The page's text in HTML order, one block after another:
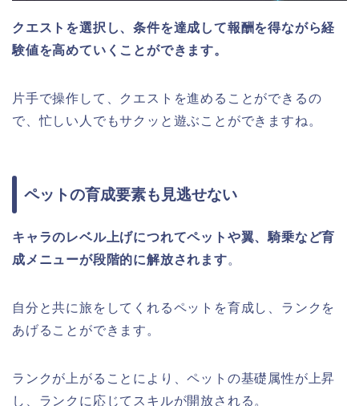
クエストを選択し、条件を達成して報酬を得ながら経
験値を高めていくことができます。
片手で操作して、クエストを進めることができるの
で、忙しい人でもサクッと遊ぶことができますね。
ペットの育成要素も見逃せない
キャラのレベル上げにつれてペットや翼、騎乗など育
成メニューが段階的に解放されます。
自分と共に旅をしてくれるペットを育成し、ランクを
あげることができます。
ランクが上がることにより、ペットの基礎属性が上昇
し、ランクに応じてスキルが開放される。